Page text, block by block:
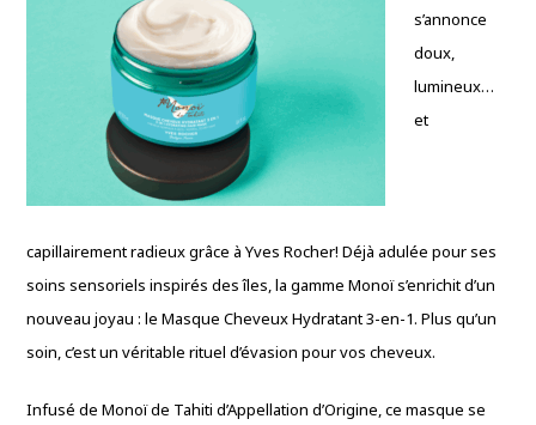
s’annonce
doux,
lumineux…
et
capillairement radieux grâce à Yves Rocher! Déjà adulée pour ses
soins sensoriels inspirés des îles, la gamme Monoï s’enrichit d’un
nouveau joyau : le Masque Cheveux Hydratant 3-en-1. Plus qu’un
soin, c’est un véritable rituel d’évasion pour vos cheveux.
Infusé de Monoï de Tahiti d’Appellation d’Origine, ce masque se